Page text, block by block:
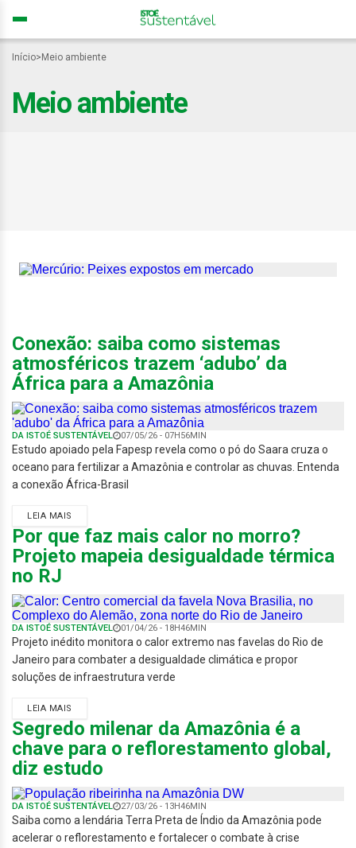
Início> Meio ambiente
Meio ambiente
Conexão: saiba como sistemas
atmosféricos trazem ‘adubo’ da
África para a Amazônia
DA ISTOÉ SUSTENTÁVEL 07/05/26 - 07H56MIN
Estudo apoiado pela Fapesp revela como o pó do Saara cruza o
oceano para fertilizar a Amazônia e controlar as chuvas. Entenda
a conexão África-Brasil
LEIA MAIS
Por que faz mais calor no morro?
Projeto mapeia desigualdade térmica
no RJ
DA ISTOÉ SUSTENTÁVEL 01/04/26 - 18H46MIN
Projeto inédito monitora o calor extremo nas favelas do Rio de
Janeiro para combater a desigualdade climática e propor
soluções de infraestrutura verde
LEIA MAIS
Segredo milenar da Amazônia é a
chave para o reflorestamento global,
diz estudo
DA ISTOÉ SUSTENTÁVEL 27/03/26 - 13H46MIN
Saiba como a lendária Terra Preta de Índio da Amazônia pode
acelerar o reflorestamento e fortalecer o combate à crise